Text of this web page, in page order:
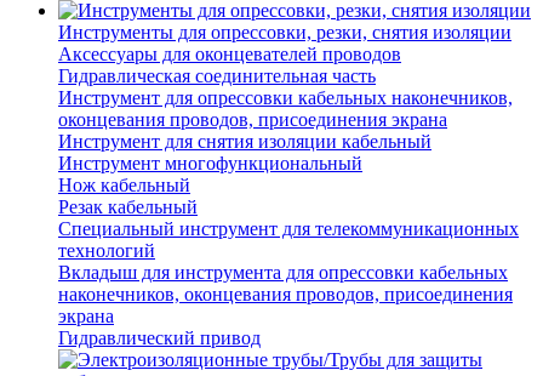
Инструменты для опрессовки, резки, снятия изоляции
Аксессуары для оконцевателей проводов
Гидравлическая соединительная часть
Инструмент для опрессовки кабельных наконечников,
оконцевания проводов, присоединения экрана
Инструмент для снятия изоляции кабельный
Инструмент многофункциональный
Нож кабельный
Резак кабельный
Специальный инструмент для телекоммуникационных
технологий
Вкладыш для инструмента для опрессовки кабельных
наконечников, оконцевания проводов, присоединения
экрана
Гидравлический привод